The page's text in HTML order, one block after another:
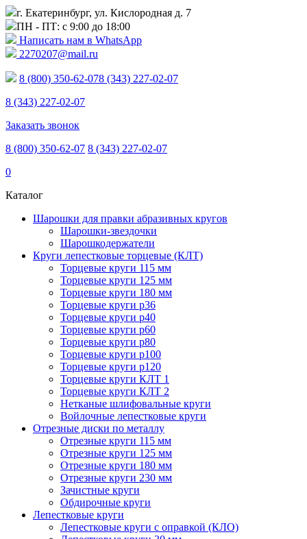
г. Екатеринбург, ул. Кислородная д. 7
ПН - ПТ: с 9:00 до 18:00
Написать нам в WhatsApp
2270207@mail.ru
8 (800) 350-62-078 (343) 227-02-07
8 (343) 227-02-07
Заказать звонок
8 (800) 350-62-07 8 (343) 227-02-07
0
Каталог
Шарошки для правки абразивных кругов
Шарошки-звездочки
Шарошкодержатели
Круги лепестковые торцевые (КЛТ)
Торцевые круги 115 мм
Торцевые круги 125 мм
Торцевые круги 180 мм
Торцевые круги p36
Торцевые круги p40
Торцевые круги p60
Торцевые круги p80
Торцевые круги p100
Торцевые круги p120
Торцевые круги КЛТ 1
Торцевые круги КЛТ 2
Нетканые шлифовальные круги
Войлочные лепестковые круги
Отрезные диски по металлу
Отрезные круги 115 мм
Отрезные круги 125 мм
Отрезные круги 180 мм
Отрезные круги 230 мм
Зачистные круги
Обдирочные круги
Лепестковые круги
Лепестковые круги с оправкой (КЛО)